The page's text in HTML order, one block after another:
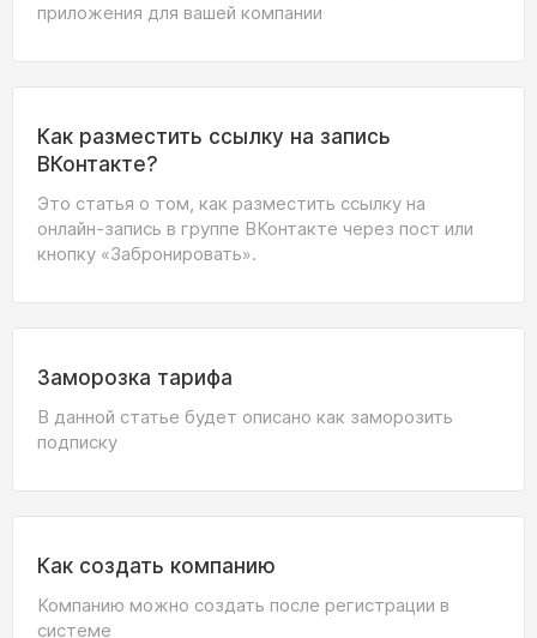
приложения для вашей компании
Как разместить ссылку на запись
ВКонтакте?
Это статья о том, как разместить ссылку на
онлайн‑запись в группе ВКонтакте через пост или
кнопку «Забронировать».
Заморозка тарифа
В данной статье будет описано как заморозить
подписку
Как создать компанию
Компанию можно создать после регистрации в
системе